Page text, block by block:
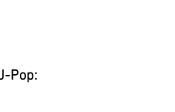
Pop: